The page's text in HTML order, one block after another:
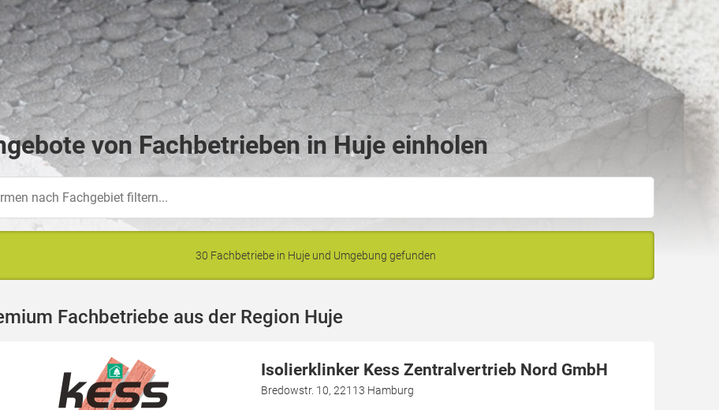
von Fachbetrieben in Huje einholen
30 Fachbetriebe in Huje und Umgebung gefunden
Fachbetriebe aus der Region Huje
Isolierklinker Kess Zentralvertrieb Nord GmbH
Bredowstr. 10, 22113 Hamburg